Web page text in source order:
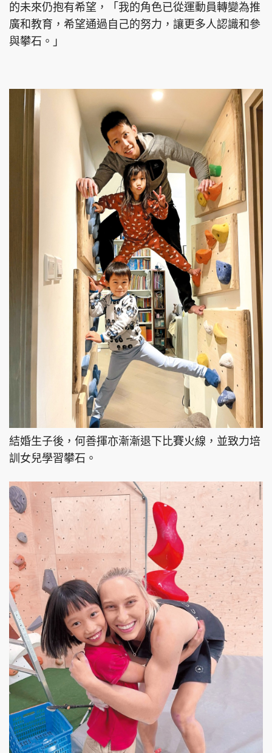
的未來仍抱有希望，「我的角色已從運動員轉變為推
廣和教育，希望通過自己的努力，讓更多人認識和參
與攀石。」
結婚生子後，何善揮亦漸漸退下比賽火線，並致力培
訓女兒學習攀石。